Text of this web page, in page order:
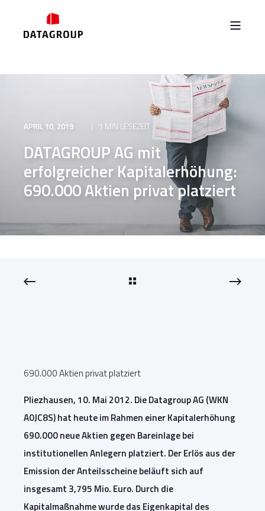
APRIL 10, 2019 1 MIN LESEZEIT
DATAGROUP AG mit
erfolgreicher Kapitalerhöhung:
690.000 Aktien privat platziert
690.000 Aktien privat platziert
Pliezhausen, 10. Mai 2012. Die Datagroup AG (WKN
A0JC8S) hat heute im Rahmen einer Kapitalerhöhung
690.000 neue Aktien gegen Bareinlage bei
institutionellen Anlegern platziert. Der Erlös aus der
Emission der Anteilsscheine beläuft sich auf
insgesamt 3,795 Mio. Euro. Durch die
Kapitalmaßnahme wurde das Eigenkapital des